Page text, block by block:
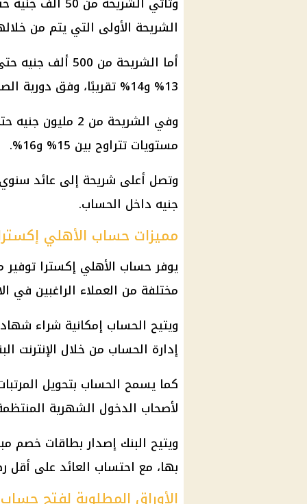
الشريحة الأولى التي يتم من
13% و14% تقريبًا، وفق دورية الصرف ونظام الحساب.
وفي الشريحة من 2 مليون جنيه حتى 5 ملايين جنيه، يرتفع
مستويات تتراوح بين 15% و16%.
وتصل أعلى شريحة إلى عائد
جنيه داخل الحساب.
مميزات حساب الأهلي
يوفر حساب الأهلي إكسترا توفير
مختلفة من العملاء الراغبين في
ويتيح الحساب إمكانية شراء
إدارة الحساب من خلال الإنترنت
كما يسمح الحساب بتحويل
لأصحاب الدخول الشهرية
ويتيح البنك إصدار بطاقات خصم
بها، مع احتساب العائد على أقل